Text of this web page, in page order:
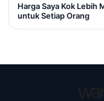
Harga Saya Kok Lebih
untuk Setiap Orang